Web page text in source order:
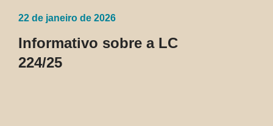
22 de janeiro de 2026
Informativo sobre a LC
224/25